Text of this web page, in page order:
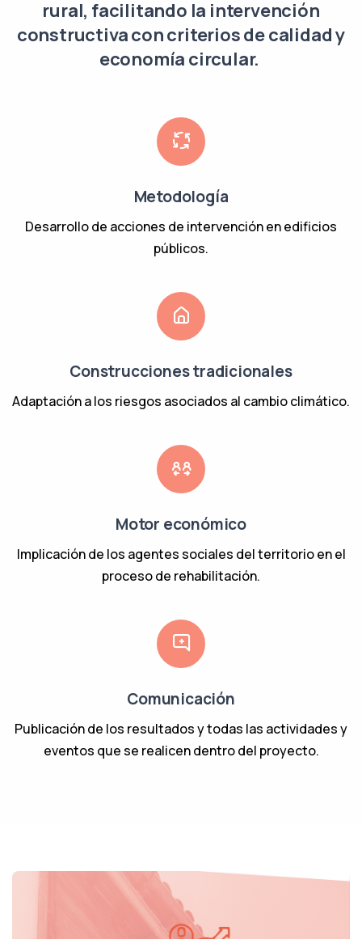
rural, facilitando la intervención
constructiva con criterios de calidad y
economía circular.
Metodología
Desarrollo de acciones de intervención en edificios
públicos.
Construcciones tradicionales
Adaptación a los riesgos asociados al cambio climático.
Motor económico
Implicación de los agentes sociales del territorio en el
proceso de rehabilitación.
Comunicación
Publicación de los resultados y todas las actividades y
eventos que se realicen dentro del proyecto.